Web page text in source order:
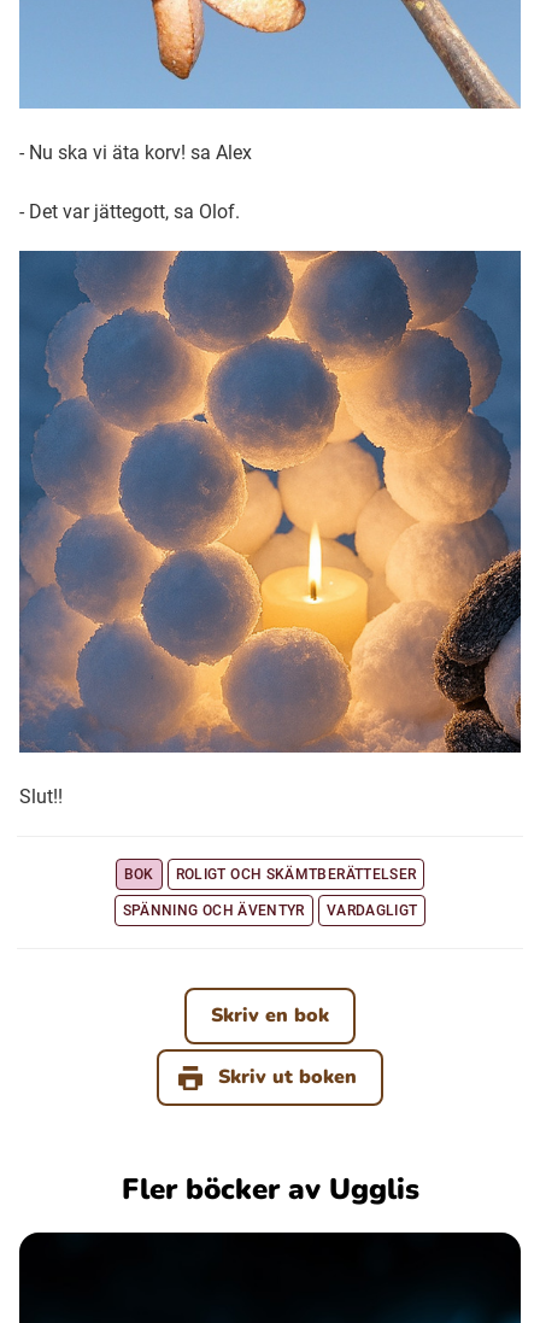
- Nu ska vi äta korv! sa Alex
- Det var jättegott, sa Olof.
Slut!!
BOK ROLIGT OCH SKÄMTBERÄTTELSER
SPÄNNING OCH ÄVENTYR VARDAGLIGT
Skriv en bok
Skriv ut boken
Fler böcker av Ugglis